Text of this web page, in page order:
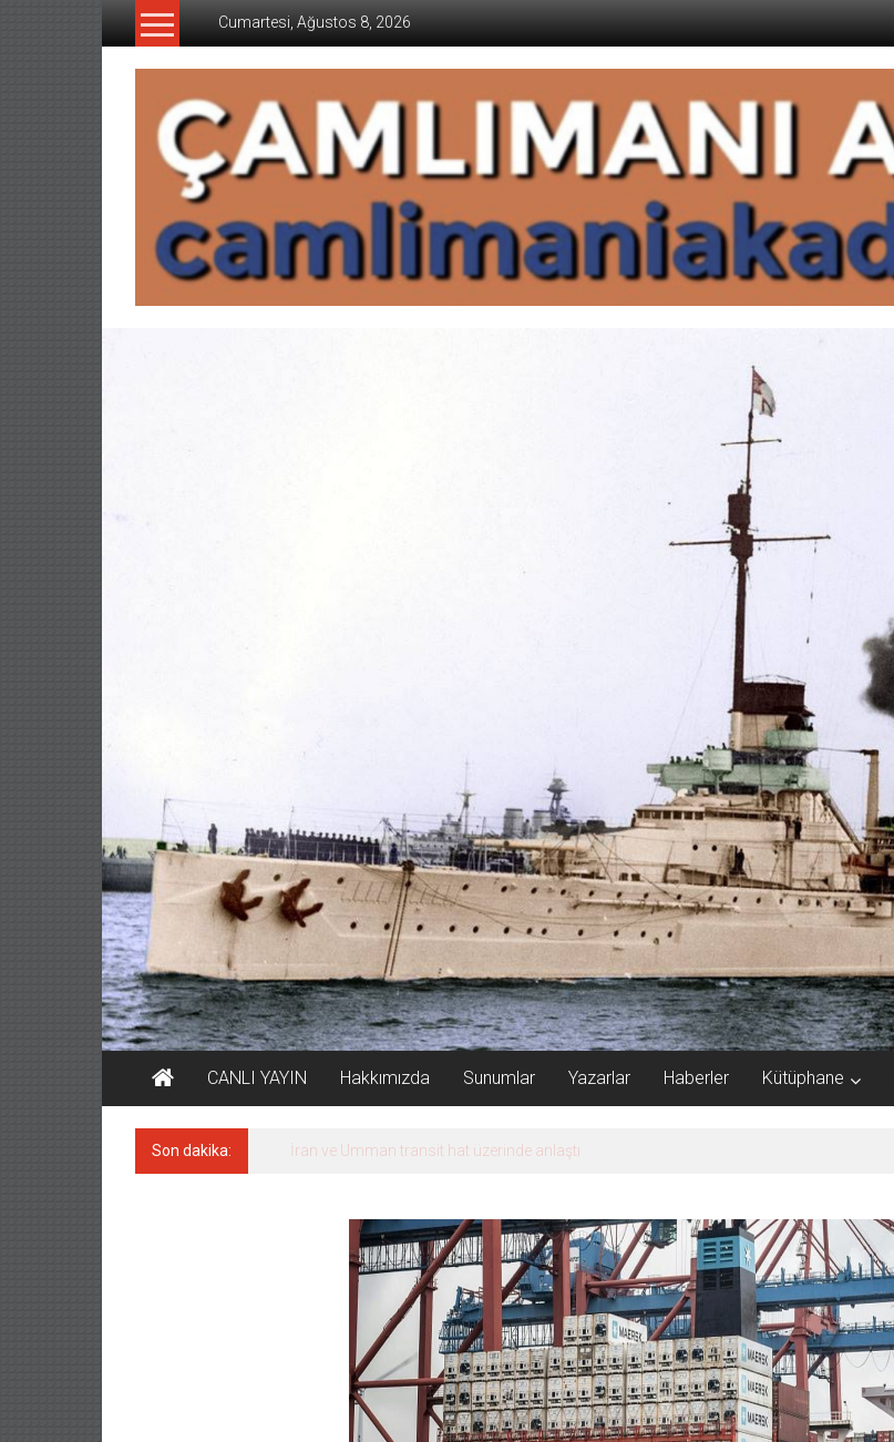
İçeriğe
Cumartesi, Ağustos 8, 2026
CAMLIMANI
AKADEMI
CANLI YAYIN Hakkımızda Sunumlar Yazarlar Haberler Kütüphane
Son dakika: İran ve Umman transit hat üzerinde anlaştı